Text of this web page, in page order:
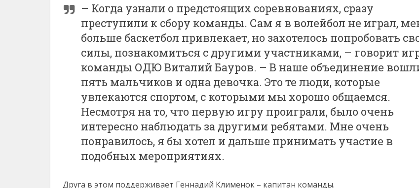
– Когда узнали о предстоящих соревнованиях, сразу
преступили к сбору команды. Сам я в волейбол не играл,
больше баскетбол привлекает, но захотелось попробовать
силы, познакомиться с другими участниками, – говорит
команды ОДЮ Виталий Бауров. – В наше объединение
пять мальчиков и одна девочка. Это те люди, которые
увлекаются спортом, с которыми мы хорошо общаемся.
Несмотря на то, что первую игру проиграли, было очень
интересно наблюдать за другими ребятами. Мне очень
понравилось, я бы хотел и дальше принимать участие в
подобных мероприятиях.
Друга в этом поддерживает Геннадий Клименок – капитан команды.